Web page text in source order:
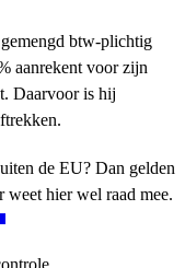
btw-plichtig
aanrekent voor zijn
Daarvoor is hij
de EU? Dan gelden
weet hier wel raad mee.